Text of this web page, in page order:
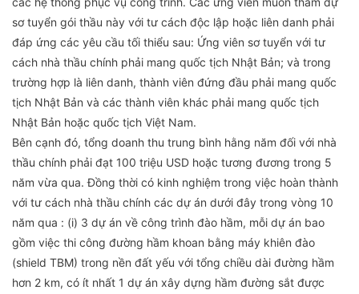
sơ tuyển gói thầu này với tư cách độc lập hoặc liên danh phải
đáp ứng các yêu cầu tối thiểu sau: Ứng viên sơ tuyển với tư
cách nhà thầu chính phải mang quốc tịch Nhật Bản; và trong
trường hợp là liên danh, thành viên đứng đầu phải mang quốc
tịch Nhật Bản và các thành viên khác phải mang quốc tịch
Nhật Bản hoặc quốc tịch Việt Nam.
Bên cạnh đó, tổng doanh thu trung bình hằng năm đối với nhà
thầu chính phải đạt 100 triệu USD hoặc tương đương trong 5
năm vừa qua. Đồng thời có kinh nghiệm trong việc hoàn thành
với tư cách nhà thầu chính các dự án dưới đây trong vòng 10
năm qua : (i) 3 dự án về công trình đào hầm, mỗi dự án bao
gồm việc thi công đường hầm khoan bằng máy khiên đào
(shield TBM) trong nền đất yếu với tổng chiều dài đường hầm
hơn 2 km, có ít nhất 1 dự án xây dựng hầm đường sắt được